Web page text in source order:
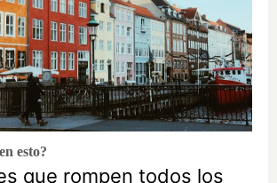
esto?
que rompen todos los